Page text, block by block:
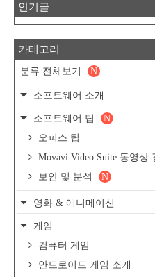
인기글
카테고리
분류 전체보기 N
소프트웨어 소개
소프트웨어 팁
N
오피스 팁
Movavi Video Suite 동영상
보안 및 분석
N
영화 & 애니메이션
게임
컴퓨터 게임
안드로이드 게임 소개